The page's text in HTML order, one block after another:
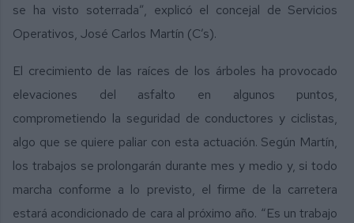
se ha visto soterrada”, explicó el concejal de Servicios
Operativos, José Carlos Martín (C’s).
El crecimiento de las raíces de los árboles ha provocado
elevaciones del asfalto en algunos puntos,
comprometiendo la seguridad de conductores y ciclistas,
algo que se quiere paliar con esta actuación. Según Martín,
los trabajos se prolongarán durante mes y medio y, si todo
marcha conforme a lo previsto, el firme de la carretera
estará acondicionado de cara al próximo año. “Es un trabajo